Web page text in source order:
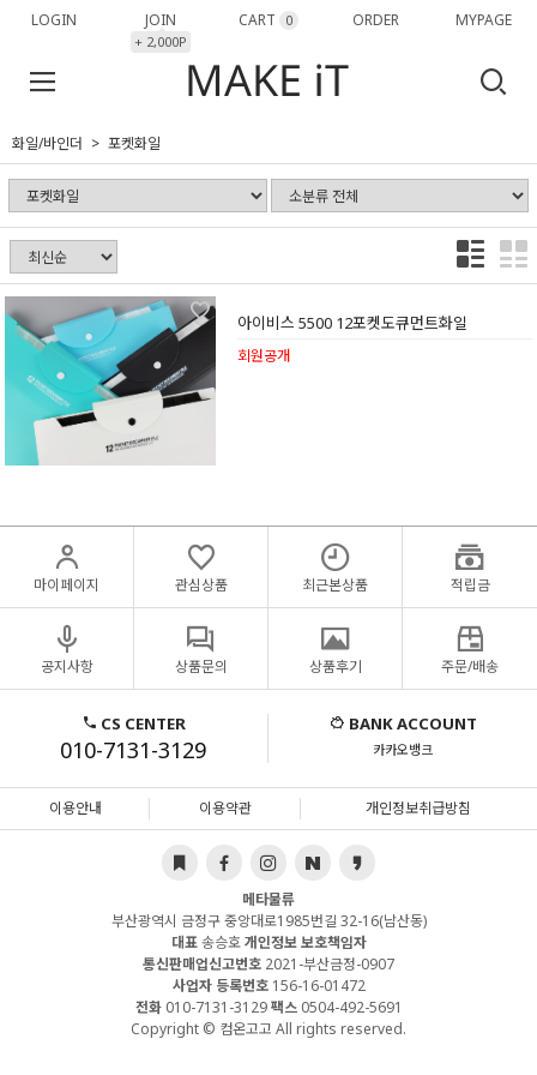
LOGIN JOIN
+ 2,000P
CART 0 ORDER MYPAGE
화일/바인더 포켓화일
아이비스 5500 12포켓도큐먼트화일
회원공개
마이페이지 관심상품 최근본상품 적립금
공지사항 상품문의 상품후기 주문/배송
CS CENTER
010-7131-3129
BANK ACCOUNT
카카오뱅크
이용안내 이용약관 개인정보취급방침
메타물류
부산광역시 금정구 중앙대로1985번길 32-16(남산동)
대표송승호개인정보 보호책임자
통신판매업신고번호 2021-부산금정-0907
사업자 등록번호156-16-01472
전화010-7131-3129팩스0504-492-5691
Copyright © 컴온고고 All rights reserved.